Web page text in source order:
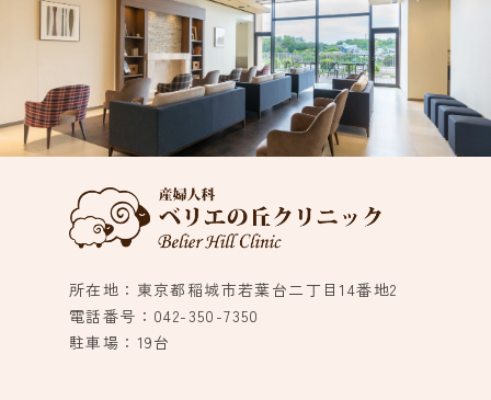
所在地：東京都稲城市若葉台二丁目14番地2
電話番号：042-350-7350
駐車場：19台